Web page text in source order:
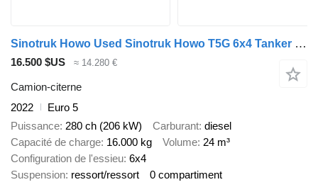
Sinotruk Howo Used Sinotruk Howo T5G 6x4 Tanker Trucks Price
16.500 $US ≈ 14.280 €
Camion-citerne
2022
Euro 5
Puissance 280 ch (206 kW) Carburant diesel
Capacité de charge 16.000 kg Volume 24 m³
Configuration de l'essieu 6x4
Suspension ressort/ressort 0 compartiment